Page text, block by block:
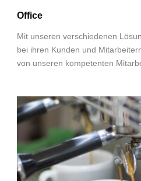
Office
Mit unseren verschiedenen
bei ihren Kunden und
von unseren kompetenten